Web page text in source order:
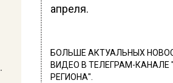
апреля.
БОЛЬШЕ АКТУАЛЬНЫХ
ВИДЕО В ТЕЛЕГРАМ-КАНАЛЕ
РЕГИОНА".